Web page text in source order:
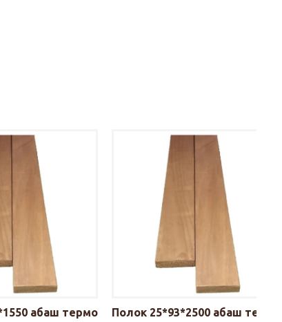
абаш термо Полок 25*93*2500 абаш термо